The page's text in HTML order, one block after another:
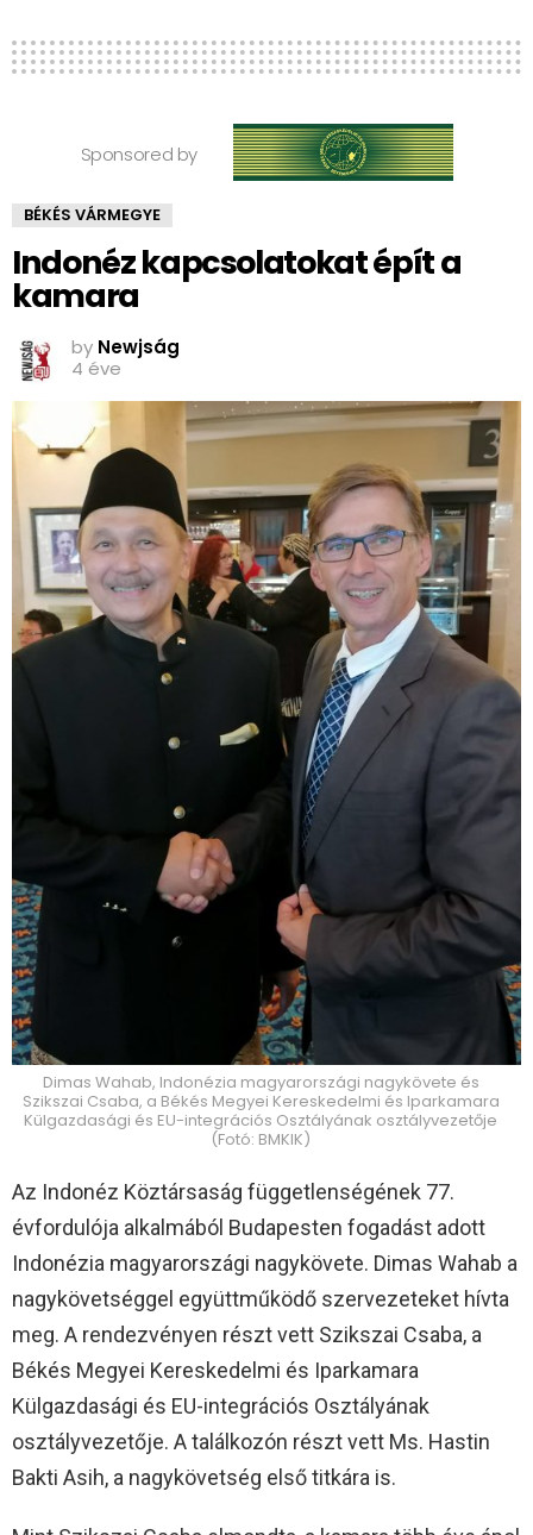
Sponsored by
BÉKÉS VÁRMEGYE
Indonéz kapcsolatokat épít a
kamara
by Newjság
4 éve
Dimas Wahab, Indonézia magyarországi nagykövete és
Szikszai Csaba, a Békés Megyei Kereskedelmi és Iparkamara
Külgazdasági és EU-integrációs Osztályának osztályvezetője
(Fotó: BMKIK)
Az Indonéz Köztársaság függetlenségének 77.
évfordulója alkalmából Budapesten fogadást adott
Indonézia magyarországi nagykövete. Dimas Wahab a
nagykövetséggel együttműködő szervezeteket hívta
meg. A rendezvényen részt vett Szikszai Csaba, a
Békés Megyei Kereskedelmi és Iparkamara
Külgazdasági és EU-integrációs Osztályának
osztályvezetője. A találkozón részt vett Ms. Hastin
Bakti Asih, a nagykövetség első titkára is.